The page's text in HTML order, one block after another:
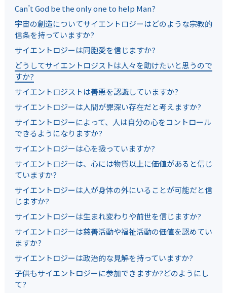
Can’t God be the only one to help Man?
宇宙の創造についてサイエントロジーはどのような宗教的
信条を持っていますか?
サイエントロジーは同胞愛を信じますか?
どうしてサイエントロジストは人々を助けたいと思うので
すか?
サイエントロジストは善悪を認識していますか?
サイエントロジーは人間が罪深い存在だと考えますか?
サイエントロジーによって、人は自分の心をコントロール
できるようになりますか?
サイエントロジーは心を扱っていますか?
サイエントロジーは、心には物質以上に価値があると信じ
ていますか?
サイエントロジーは人が身体の外にいることが可能だと信
じますか?
サイエントロジーは生まれ変わりや前世を信じますか?
サイエントロジーは慈善活動や福祉活動の価値を認めてい
ますか?
サイエントロジーは政治的な見解を持っていますか?
子供もサイエントロジーに参加できますか?どのようにし
て?